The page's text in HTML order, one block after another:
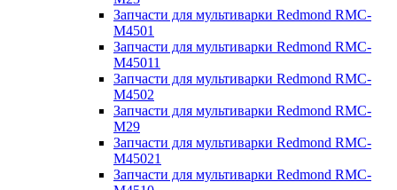
Запчасти для мультиварки Redmond RMC-
M4501
Запчасти для мультиварки Redmond RMC-
M45011
Запчасти для мультиварки Redmond RMC-
M4502
Запчасти для мультиварки Redmond RMC-
M29
Запчасти для мультиварки Redmond RMC-
M45021
Запчасти для мультиварки Redmond RMC-